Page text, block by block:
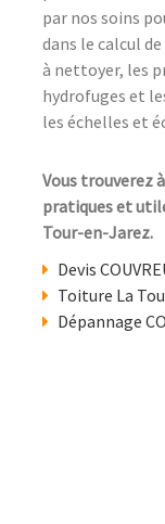
par nos soins
dans le calcul
à nettoyer, les
hydrofuges et
les échelles et
Vous trouverez
pratiques et
Tour-en-Jarez.
Devis
Toiture La
Dépannage